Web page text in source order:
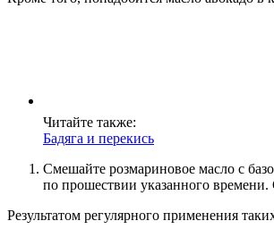
Читайте также:
Бадяга и перекись
Смешайте розмариновое масло с
по прошествии указанного
Результатом регулярного применения